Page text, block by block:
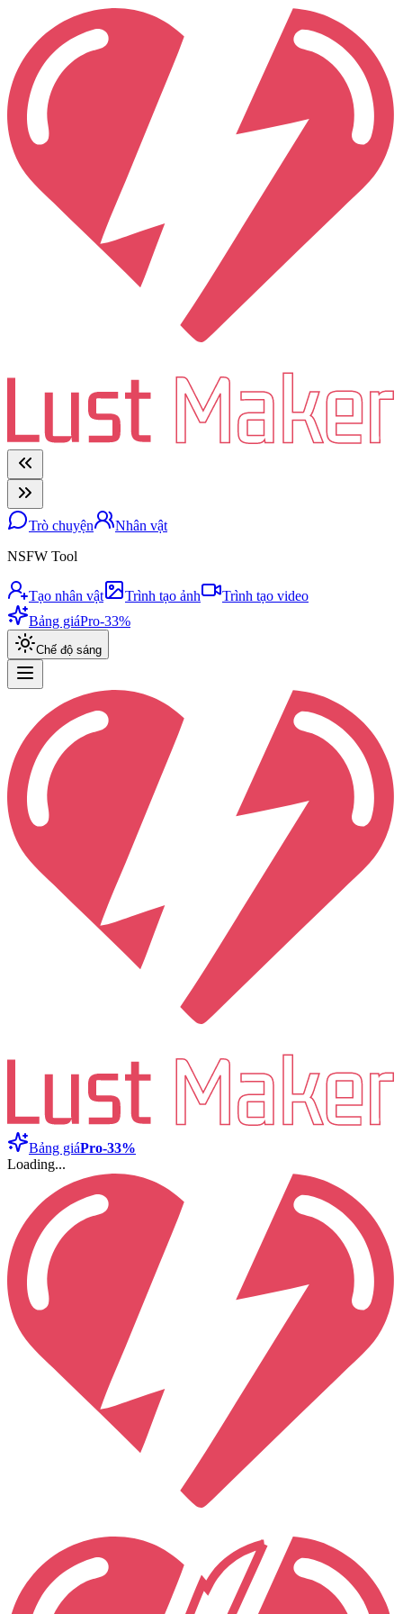
Trò chuyện
Nhân vật
NSFW Tool
Tạo nhân vật Trình tạo ảnh
Trình tạo video
Bảng giáPro-33%
Chế độ sáng
Bảng giáPro-33%
Loading...